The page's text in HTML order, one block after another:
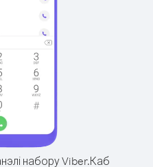
набору Viber.Каб